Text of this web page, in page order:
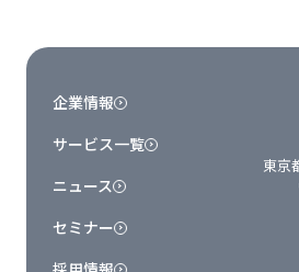
東京
企業情報
サービス一覧
ニュース
セミナー